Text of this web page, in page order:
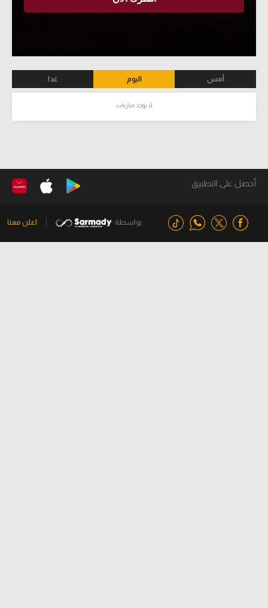
أمس اليوم غدا
لا يوجد مباريات
أحصل على التطبيق
بواسطة اعلن معنا